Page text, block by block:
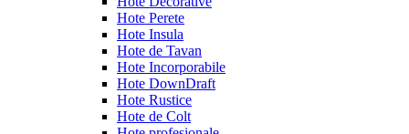
Hote Perete
Hote Insula
Hote de Tavan
Hote Incorporabile
Hote DownDraft
Hote Rustice
Hote de Colt